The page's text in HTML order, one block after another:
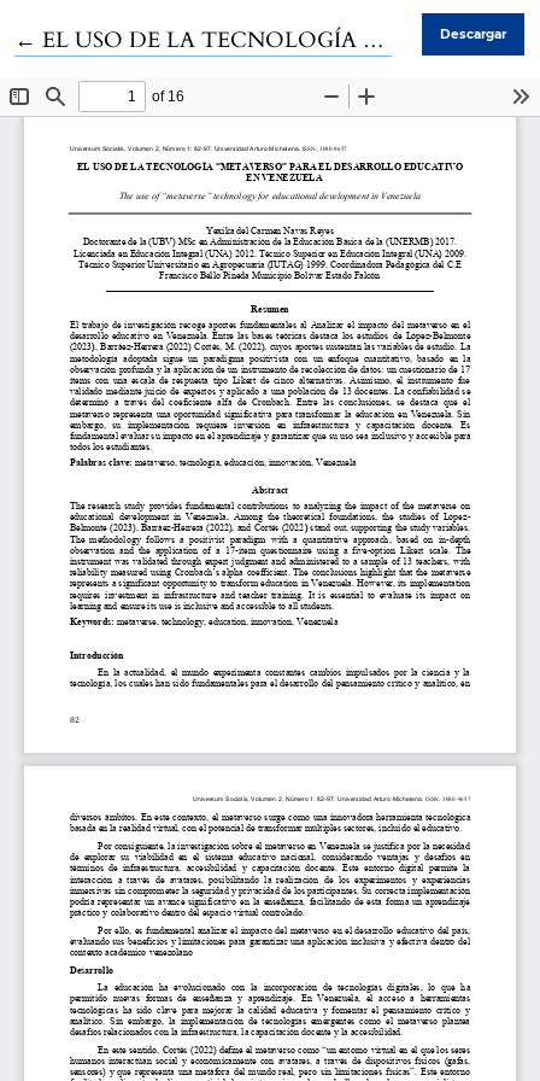
← Volver a los detalles del artículo
EL USO DE LA TECNOLOGÍA “METAVERSO” PARA EL DESARROLLO EDUCATIVO EN VENEZUELA Descargar